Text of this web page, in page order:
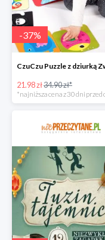
-37%
21.98 zł34.90 zł*